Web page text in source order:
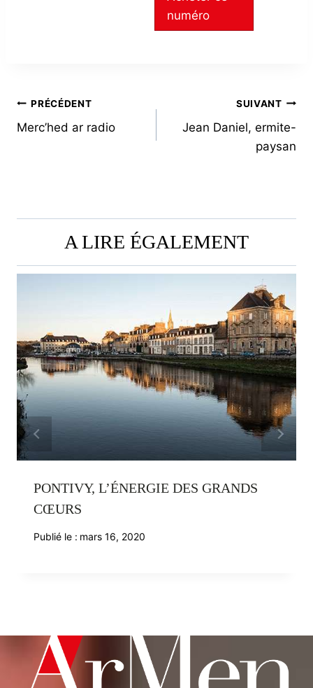
numéro
NAVIGATION
DE
PRÉCÉDENT
Merc’hed ar radio
SUIVANT
Jean Daniel, ermite-
paysan
A LIRE ÉGALEMENT
PONTIVY, L’ÉNERGIE DES GRANDS
CŒURS
Publié le : mars 16, 2020